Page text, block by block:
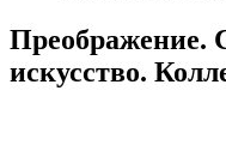
Преображение.
искусство.